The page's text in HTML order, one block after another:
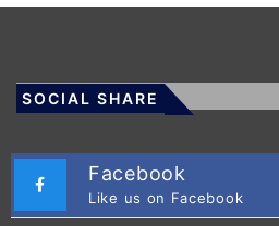
SOCIAL SHARE
Facebook
Like us on Facebook